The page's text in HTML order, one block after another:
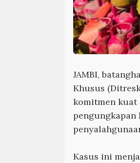
JAMBI,
Khusus
komitmen kuat
pengungkapan
Kasus ini